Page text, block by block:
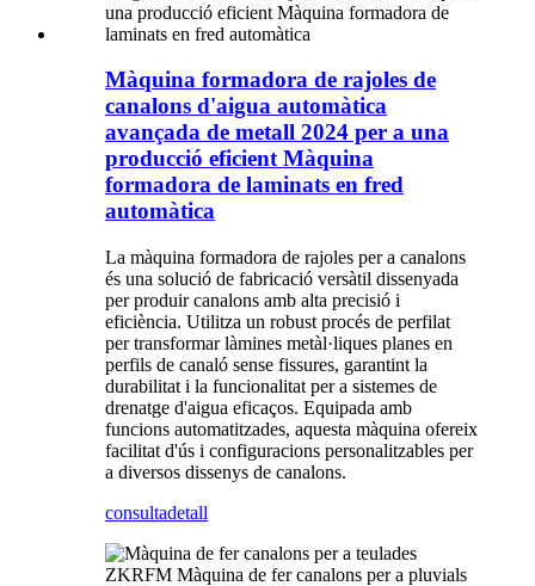
Màquina formadora de rajoles de
canalons d'aigua automàtica
avançada de metall 2024 per a una
producció eficient Màquina
formadora de laminats en fred
automàtica
La màquina formadora de rajoles per a canalons
és una solució de fabricació versàtil dissenyada
per produir canalons amb alta precisió i
eficiència. Utilitza un robust procés de perfilat
per transformar làmines metàl·liques planes en
perfils de canaló sense fissures, garantint la
durabilitat i la funcionalitat per a sistemes de
drenatge d'aigua eficaços. Equipada amb
funcions automatitzades, aquesta màquina ofereix
facilitat d'ús i configuracions personalitzables per
a diversos dissenys de canalons.
consultadetall